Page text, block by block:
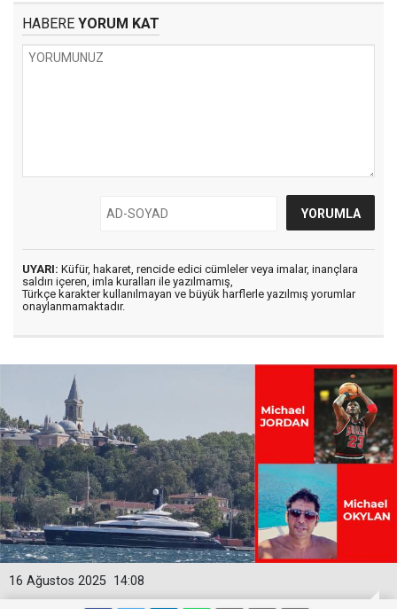
HABERE YORUM KAT
UYARI: Küfür, hakaret, rencide edici cümleler veya imalar, inançlara
saldırı içeren, imla kuralları ile yazılmamış,
Türkçe karakter kullanılmayan ve büyük harflerle yazılmış yorumlar
onaylanmamaktadır.
14:08
16 Ağustos 2025